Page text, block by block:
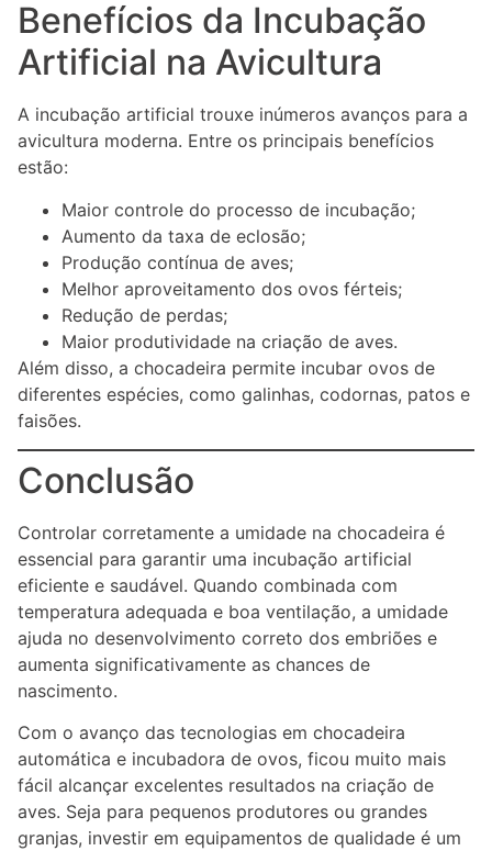
Benefícios da Incubação
Artificial na Avicultura
A incubação artificial trouxe inúmeros avanços para a
avicultura moderna. Entre os principais benefícios
estão:
Maior controle do processo de incubação;
Aumento da taxa de eclosão;
Produção contínua de aves;
Melhor aproveitamento dos ovos férteis;
Redução de perdas;
Maior produtividade na criação de aves.
Além disso, a chocadeira permite incubar ovos de
diferentes espécies, como galinhas, codornas, patos e
faisões.
Conclusão
Controlar corretamente a umidade na chocadeira é
essencial para garantir uma incubação artificial
eficiente e saudável. Quando combinada com
temperatura adequada e boa ventilação, a umidade
ajuda no desenvolvimento correto dos embriões e
aumenta significativamente as chances de
nascimento.
Com o avanço das tecnologias em chocadeira
automática e incubadora de ovos, ficou muito mais
fácil alcançar excelentes resultados na criação de
aves. Seja para pequenos produtores ou grandes
granjas, investir em equipamentos de qualidade é um